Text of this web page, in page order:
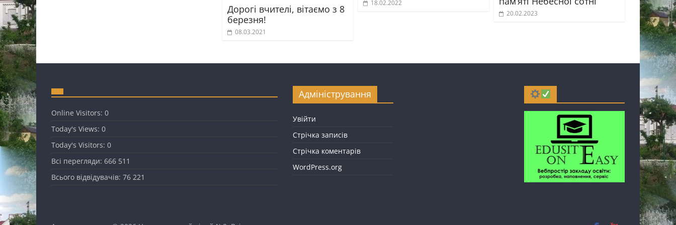
Дорогі вчителі, вітаємо з 8
березня!
08.03.2021
18.02.2022
20.02.2023
Online Visitors: 0
Today's Views: 0
Today's Visitors: 0
Всі перегляди: 666 511
Всього відвідувачів: 76 221
Адміністрування
Увійти
Стрічка записів
Стрічка коментарів
WordPress.org